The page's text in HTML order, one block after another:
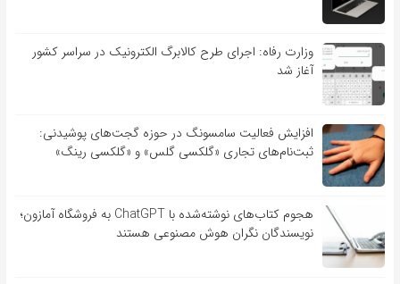
وزارت رفاه: اجرای طرح کالابرگ الکترونیک در سراسر کشور
آغاز شد
افزایش فعالیت سامسونگ در حوزه گجت‌های پوشیدنی:
ثبت‌نام‌های تجاری «گلکسی گلس» و «گلکسی رینگ»
هجوم کتاب‌های نوشته‌شده با ChatGPT به فروشگاه آمازون؛
نویسندگان نگران هوش مصنوعی هستند